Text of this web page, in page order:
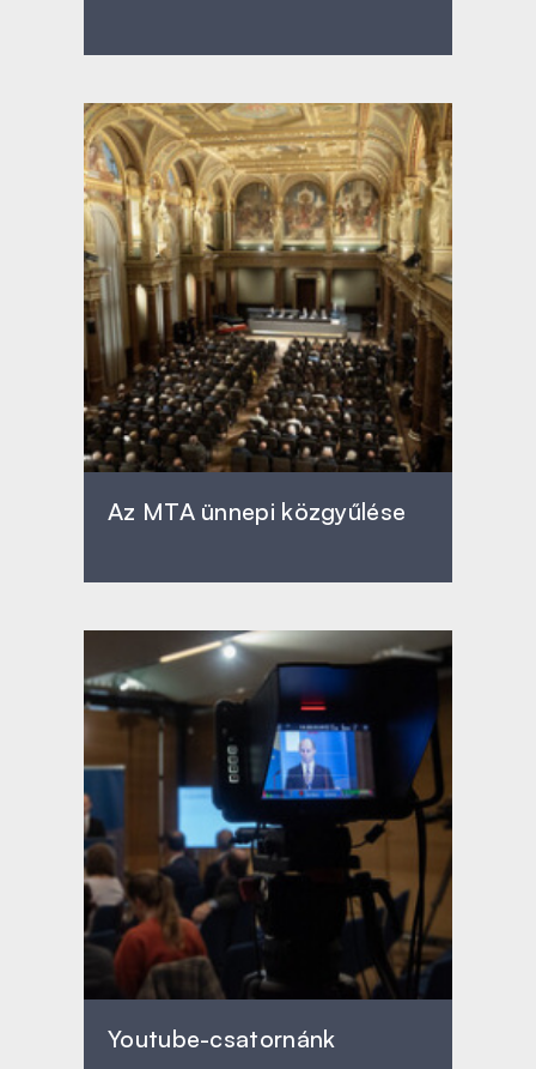
Az MTA ünnepi közgyűlése
Youtube-csatornánk